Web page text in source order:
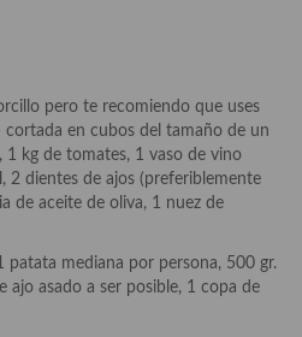
pero te recomiendo que uses
en cubos del tamaño de un
1 kg de tomates, 1 vaso de vino
2 dientes de ajos (preferiblemente
de aceite de oliva, 1 nuez de
patata mediana por persona, 500 gr.
ajo asado a ser posible, 1 copa de